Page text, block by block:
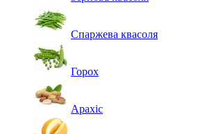
Спаржева квасоля
Горох
Арахіс